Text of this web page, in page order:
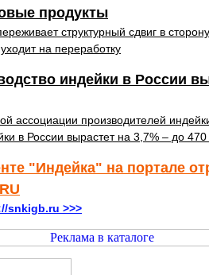
продукты
структурный сдвиг в
на переработку
индейки в России
ассоциации производителей
в России вырастет на 3,7% – до 470
"Индейка" на портале
snkigb.ru >>>